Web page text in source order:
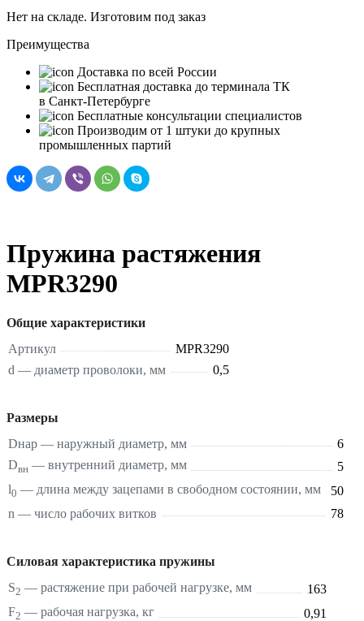
Нет на складе. Изготовим под заказ
Преимущества
Доставка по всей России
Бесплатная доставка до терминала ТК
в Санкт‑Петербурге
Бесплатные консультации специалистов
Производим от 1 штуки до крупных
промышленных партий
Пружина растяжения
MPR3290
Общие характеристики
Артикул
MPR3290
d — диаметр проволоки, мм
0,5
Размеры
Dнар — наружный диаметр, мм
6
Dвн — внутренний диаметр, мм
5
l0 — длина между зацепами в свободном состоянии, мм
50
n — число рабочих витков
78
Силовая характеристика пружины
S2 — растяжение при рабочей нагрузке, мм
163
F2 — рабочая нагрузка, кг 0,91